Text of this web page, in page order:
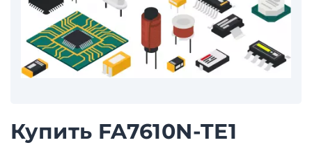
Купить FA7610N-TE1